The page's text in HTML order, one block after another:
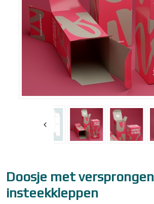
Doosje met versprongen
insteekkleppen